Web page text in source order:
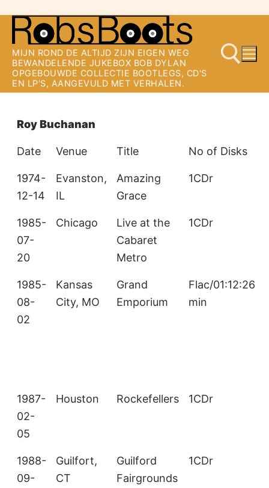
naar
de
inhoud
MIJN ROND DE ALTIJD ZIJN EIGEN WEG
BEWANDELENDE JUKEBOX BOB DYLAN
OPGEBOUWDE COLLECTIE BOOTLEGS, CD'S
EN LP'S, AANGEVULD MET VERHALEN.
Roy Buchanan
Date Venue Title No of Disks
1974-
12-14
Evanston,
IL
Amazing
Grace
1CDr
1985-
07-
20
Chicago
Live at the
Cabaret
Metro
1CDr
1985-
08-
02
Kansas
City, MO
Grand
Emporium
Flac/01:12:26
min
1987-
02-
05
Houston Rockefellers 1CDr
1988-
09-
Guilfort,
CT
Guilford
Fairgrounds
1CDr